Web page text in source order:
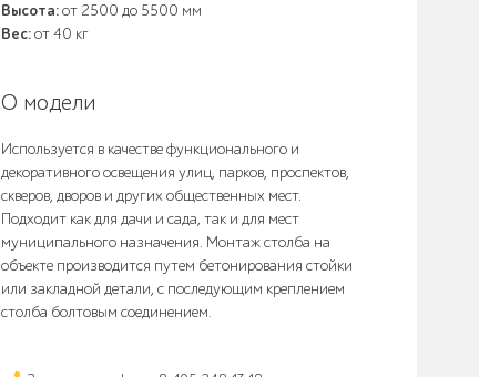
Высота:от 2500 до 5500 мм
Вес:от 40 кг
О модели
Используется в качестве функционального и
декоративного освещения улиц, парков, проспектов,
скверов, дворов и других общественных мест.
Подходит как для дачи и сада, так и для мест
муниципального назначения. Монтаж столба на
объекте производится путем бетонирования стойки
или закладной детали, с последующим креплением
столба болтовым соединением.